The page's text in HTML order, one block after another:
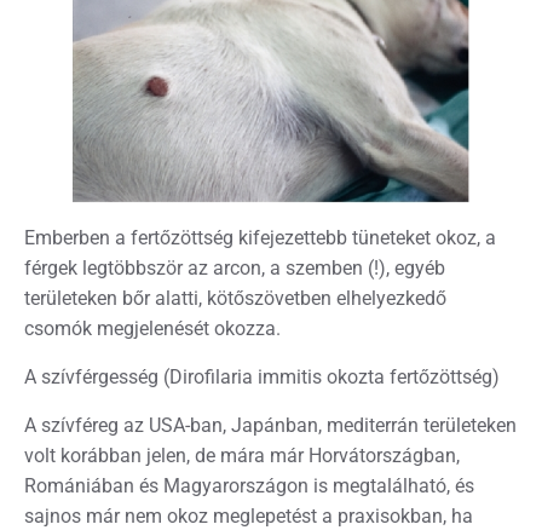
Emberben a fertőzöttség kifejezettebb tüneteket okoz, a
férgek legtöbbször az arcon, a szemben (!), egyéb
területeken bőr alatti, kötőszövetben elhelyezkedő
csomók megjelenését okozza.
A szívférgesség (Dirofilaria immitis okozta fertőzöttség)
A szívféreg az USA-ban, Japánban, mediterrán területeken
volt korábban jelen, de mára már Horvátországban,
Romániában és Magyarországon is megtalálható, és
sajnos már nem okoz meglepetést a praxisokban, ha